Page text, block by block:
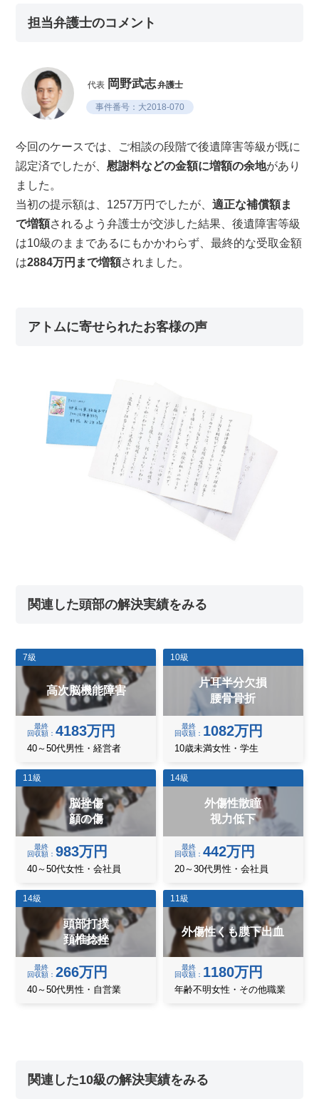
担当弁護士のコメント
代表 岡野武志弁護士
事件番号：大2018-070
今回のケースでは、ご相談の段階で後遺障害等級が既に
認定済でしたが、慰謝料などの金額に増額の余地があり
ました。
当初の提示額は、1257万円でしたが、適正な補償額ま
で増額されるよう弁護士が交渉した結果、後遺障害等級
は10級のままであるにもかかわらず、最終的な受取金額
は2884万円まで増額されました。
アトムに寄せられたお客様の声
関連した頭部の解決実績をみる
7級
高次脳機能障害
最終
回収額
4183万円
40～50代男性・経営者
10級
片耳半分欠損
腰骨骨折
最終
回収額
1082万円
10歳未満女性・学生
11級
脳挫傷
顔の傷
最終
回収額
983万円
40～50代女性・会社員
14級
外傷性散瞳
視力低下
最終
回収額
442万円
20～30代男性・会社員
14級
頭部打撲
頚椎捻挫
最終
回収額
266万円
40～50代男性・自営業
11級
外傷性くも膜下出血
最終
回収額
1180万円
年齢不明女性・その他職業
関連した10級の解決実績をみる